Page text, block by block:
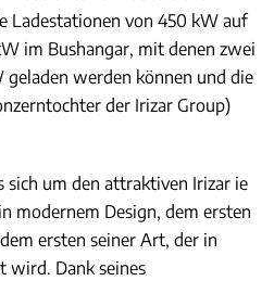
Ladestationen von 450 kW auf
im Bushangar, mit denen zwei
werden können und die
der Irizar Group)
sich um den attraktiven Irizar ie
modernem Design, dem ersten
ersten seiner Art, der in
wird. Dank seines